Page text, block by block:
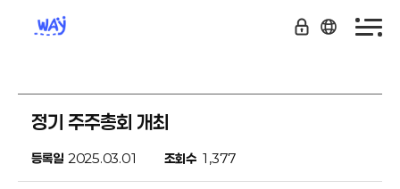
정기 주주총회 개최
등록일 2025.03.01 조회수 1,377